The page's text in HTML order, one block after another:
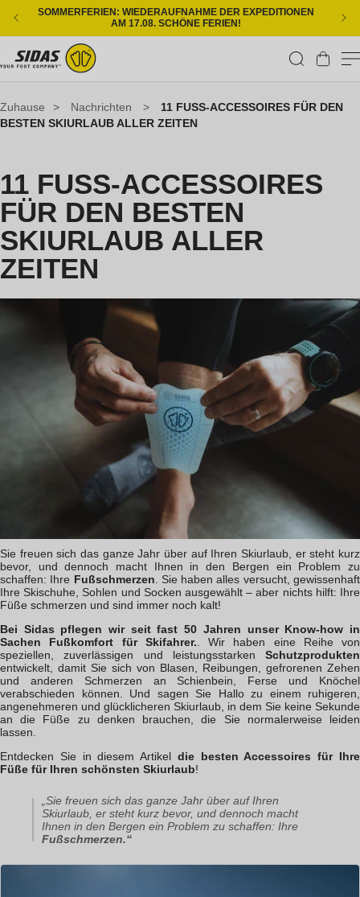
Direkt zum Inhalt
SOMMERFERIEN: WIEDERAUFNAHME DER EXPEDITIONEN
AM 17.08. SCHÖNE FERIEN!
Warenkorb
Zuhause > Nachrichten >
11 FUSS-ACCESSOIRES FÜR DEN
BESTEN SKIURLAUB ALLER ZEITEN
11 FUSS-ACCESSOIRES
FÜR DEN BESTEN
SKIURLAUB ALLER
ZEITEN
Sie freuen sich das ganze Jahr über auf Ihren Skiurlaub, er steht kurz
bevor, und dennoch macht Ihnen in den Bergen ein Problem zu
schaffen: Ihre Fußschmerzen . Sie haben alles versucht, gewissenhaft
Ihre Skischuhe, Sohlen und Socken ausgewählt – aber nichts hilft: Ihre
Füße schmerzen und sind immer noch kalt!
Bei Sidas pflegen wir seit fast 50 Jahren unser Know-how in
Sachen Fußkomfort für Skifahrer. . Wir haben eine Reihe von
speziellen, zuverlässigen und leistungsstarken Schutzprodukten
entwickelt, damit Sie sich von Blasen, Reibungen, gefrorenen Zehen
und anderen Schmerzen an Schienbein, Ferse und Knöchel
verabschieden können. Und sagen Sie Hallo zu einem ruhigeren,
angenehmeren und glücklicheren Skiurlaub, in dem Sie keine Sekunde
an die Füße zu denken brauchen, die Sie normalerweise leiden
lassen.
Entdecken Sie in diesem Artikel die besten Accessoires für Ihre
Füße für Ihren schönsten Skiurlaub!
„Sie freuen sich das ganze Jahr über auf Ihren
Skiurlaub, er steht kurz bevor, und dennoch macht
Ihnen in den Bergen ein Problem zu schaffen: Ihre
Fußschmerzen.“